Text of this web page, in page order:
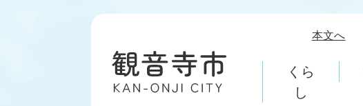
本文へ
くら
し